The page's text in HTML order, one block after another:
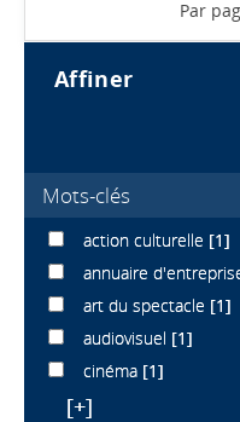
Par
affiner
Mots-clés
action culturelle [1]
annuaire
art du spectacle [1]
audiovisuel [1]
cinéma [1]
[+]